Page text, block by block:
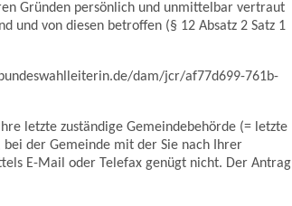
Gründen persönlich und unmittelbar vertraut
und von diesen betroffen (§ 12 Absatz 2 Satz 1
dam/jcr/af77d699-761b-
letzte zuständige Gemeindebehörde (= letzte
der Gemeinde mit der Sie nach Ihrer
E-Mail oder Telefax genügt nicht. Der Antrag